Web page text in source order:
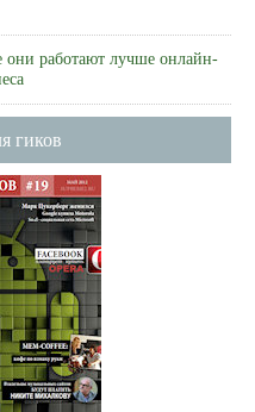
они работают лучше онлайн-
гиков